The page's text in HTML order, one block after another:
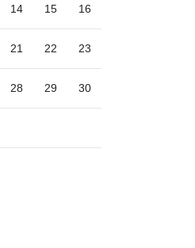
14 15 16
21 22 23
28 29 30